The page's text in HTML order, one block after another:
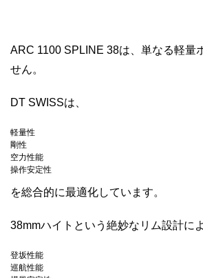
ARC 1100 SPLINE 38は、単なる軽量
せん。
DT SWISSは、
軽量性
剛性
空力性能
操作安定性
を総合的に最適化しています。
38mmハイトという絶妙なリム設計によ
登坂性能
巡航性能